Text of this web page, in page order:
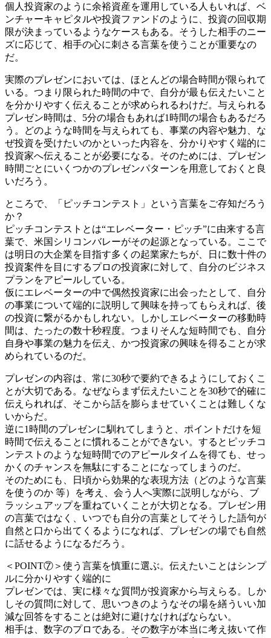
個人投資家のように余裕資産を運用している人もいれば、ベ
ンチャーキャピタルや投資ファンドのように、投資の回収期
限が決まっているようなケースもある。そうした相手のニー
ズに応じて、相手の心に刺さる言葉を使うことが重要なの
だ。
実際のプレゼンにおいては、ほとんどの場合時間が限られて
いる。つまり限られた時間の中で、自分が最も伝えたいこと
を分かりやすく伝えることが求められるわけだ。与えられる
プレゼン時間は、5分の場合もあれば1時間の場合もあるだろ
う。どのような時間を与えられても、事業の内容や魅力、な
ぜ投資を受けたいのかといった内容を、分かりやすく端的に
投資家へ伝えることが必要になる。そのためには、プレゼン
時間ごとにいくつかのプレゼンパターンを用意しておくと良
いだろう。
ところで、「ピッチコンテスト」という言葉をご存知だろう
か？
ピッチコンテストとは“エレベーター・ピッチ”に由来する言
葉で、米国シリコンバレーがその起源となっている。ここで
は明日の大企業を目指す多くの起業家たちが、日に数十件の
投資案件を目にするプロの投資家に対して、自分のビジネス
プランをアピールしている。
仮にエレベーターの中で偶然投資家に出会ったとして、自分
の事業について端的に説明して興味を持ってもらえれば、後
の投資に繋がるかもしれない。しかしエレベーターの移動時
間は、たったの数十秒程度。つまりそんな短時間でも、自分
自身や事業の魅力を伝え、かつ投資家の興味を得ることが求
められているのだ。
プレゼンの内容は、常に30秒で要約できるようにしておくこ
とが大切である。なぜならまず伝えたいことを30秒で的確に
伝えられれば、そこから話を膨らませていくことは難しくな
いからだ。
逆に1時間のプレゼンに馴れてしまうと、ポイントだけを短
時間で伝えることに慣れることができない。するとピッチコ
ンテストのような短時間でのアピールタイムを得ても、せっ
かくのチャンスを無駄にすることになってしまうのだ。
そのためにも、日頃から効果的な表現方法（どのような言葉
を使うのか 等）を考え、会う人へ実際に説明しながら、ブ
ラッシュアップを重ねていくことが大切となる。プレゼン用
の言葉ではなく、いつでも自分の言葉としてそうした語句が
自然と口から出てくるようになれば、プレゼンの場でも自然
に話せるようになるだろう。
＜POINT⑦＞使う言葉を慎重に選ぶ。伝えたいことはシンプ
ルに分かりやすく端的に
プレゼンでは、実に様々な質問が投資家から与えらる。しか
しその質問に対して、思いつきのようなその場を繕ういい加
減な回答をすることは絶対に避けなければならない。
相手は、数字のプロである。その数字が本当に考え抜いて作